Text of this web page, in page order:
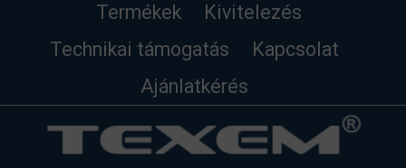
Termékek
Kivitelezés
Technikai támogatás
Kapcsolat
Ajánlatkérés